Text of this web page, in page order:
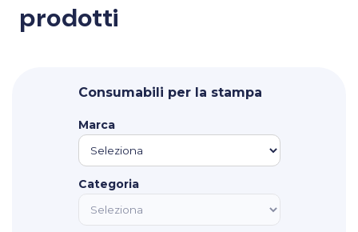
empty.
prodotti
Consumabili per la stampa
Marca
Categoria